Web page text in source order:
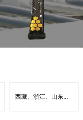
西藏、浙江、山东、上海、安徽等地经济提高速度领跑全国——31省份经济“半年报”出炉